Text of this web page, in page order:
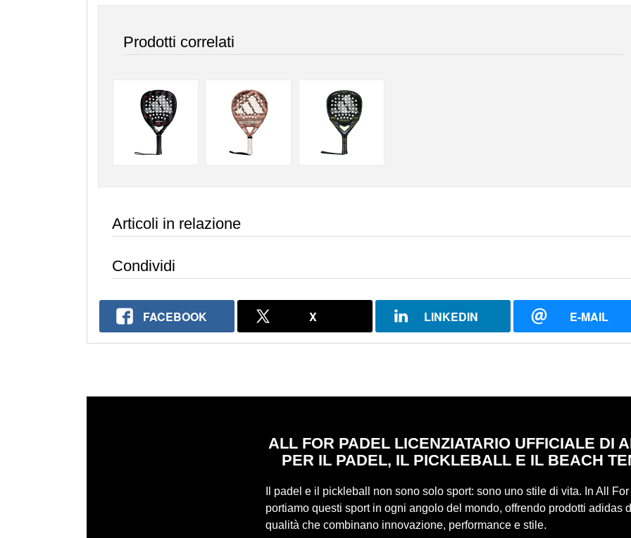
Prodotti correlati
Articoli in relazione
Condividi
FACEBOOK X LINKEDIN E-MAIL
ALL FOR PADEL LICENZIATARIO UFFICIALE DI
PER IL PADEL, IL PICKLEBALL E IL BEACH
Il padel e il pickleball non sono solo sport: sono uno stile di vita. In All For
portiamo questi sport in ogni angolo del mondo, offrendo prodotti adidas
qualità che combinano innovazione, performance e stile.